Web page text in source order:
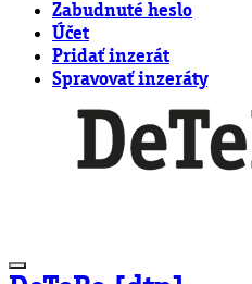
Zabudnuté heslo
Účet
Pridať inzerát
Spravovať inzeráty